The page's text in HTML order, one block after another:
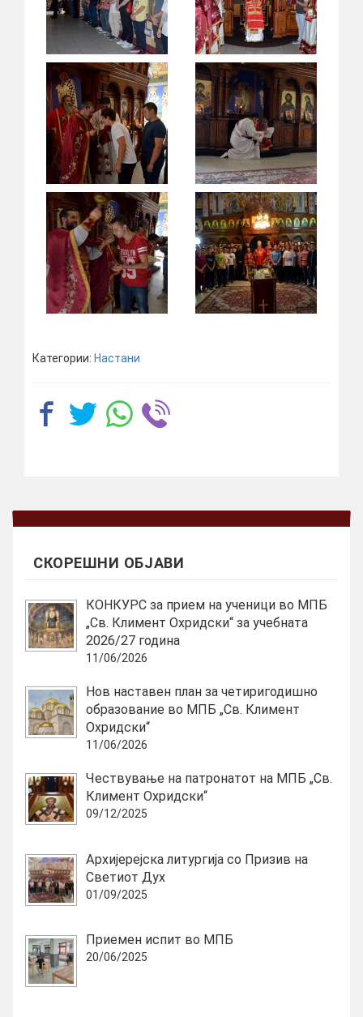
Категории: Настани
СКОРЕШНИ ОБЈАВИ
КОНКУРС за прием на ученици во МПБ
„Св. Климент Охридски“ за учебната
2026/27 година
11/06/2026
Нов наставен план за четиригодишно
образование во МПБ „Св. Климент
Охридски“
11/06/2026
Чествување на патронатот на МПБ „Св.
Климент Охридски“
09/12/2025
Архијерејска литургија со Призив на
Светиот Дух
01/09/2025
Приемен испит во МПБ
20/06/2025